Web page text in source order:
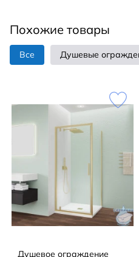
Похожие товары
Все Душевые
Душевое ограждение